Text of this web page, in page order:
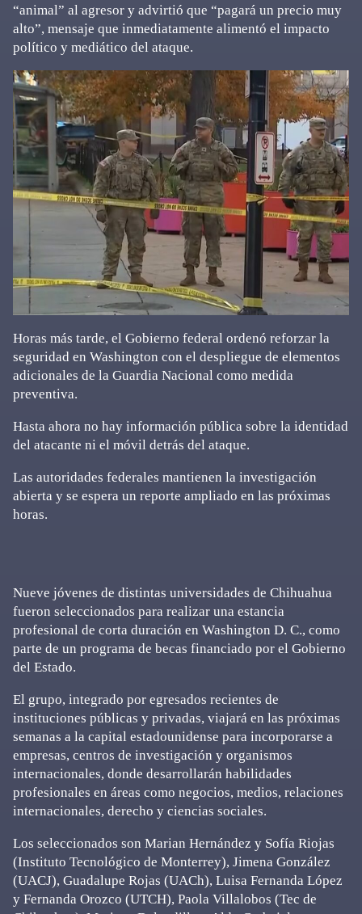
“animal” al agresor y advirtió que “pagará un precio muy
alto”, mensaje que inmediatamente alimentó el impacto
político y mediático del ataque.
Horas más tarde, el Gobierno federal ordenó reforzar la
seguridad en Washington con el despliegue de elementos
adicionales de la Guardia Nacional como medida
preventiva.
Hasta ahora no hay información pública sobre la identidad
del atacante ni el móvil detrás del ataque.
Las autoridades federales mantienen la investigación
abierta y se espera un reporte ampliado en las próximas
horas.
Nueve jóvenes de distintas universidades de Chihuahua
fueron seleccionados para realizar una estancia
profesional de corta duración en Washington D. C., como
parte de un programa de becas financiado por el Gobierno
del Estado.
El grupo, integrado por egresados recientes de
instituciones públicas y privadas, viajará en las próximas
semanas a la capital estadounidense para incorporarse a
empresas, centros de investigación y organismos
internacionales, donde desarrollarán habilidades
profesionales en áreas como negocios, medios, relaciones
internacionales, derecho y ciencias sociales.
Los seleccionados son Marian Hernández y Sofía Riojas
(Instituto Tecnológico de Monterrey), Jimena González
(UACJ), Guadalupe Rojas (UACh), Luisa Fernanda López
y Fernanda Orozco (UTCH), Paola Villalobos (Tec de